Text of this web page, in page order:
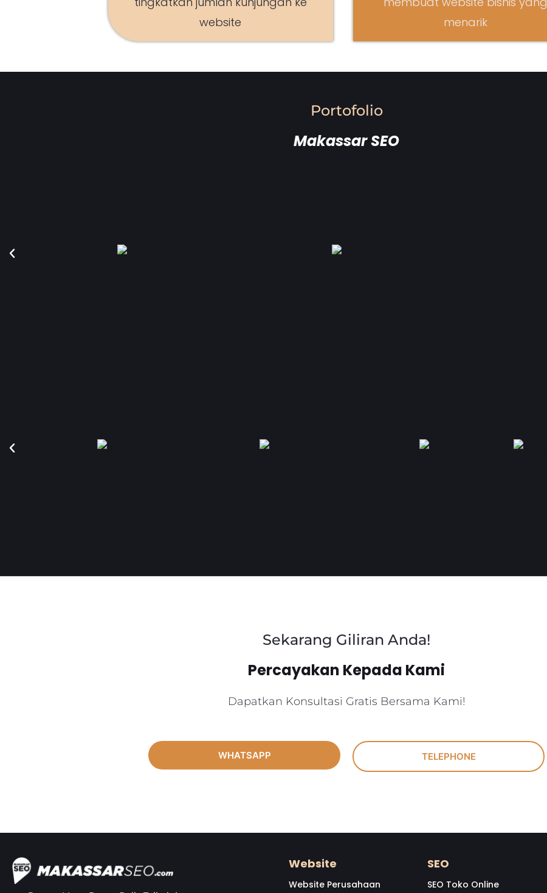
website
menarik
Portofolio
Makassar SEO
Sekarang Giliran Anda!
Percayakan Kepada Kami
Dapatkan Konsultasi Gratis Bersama Kami!
WHATSAPP TELEPHONE
Website
Website Perusahaan
SEO
SEO Toko Online